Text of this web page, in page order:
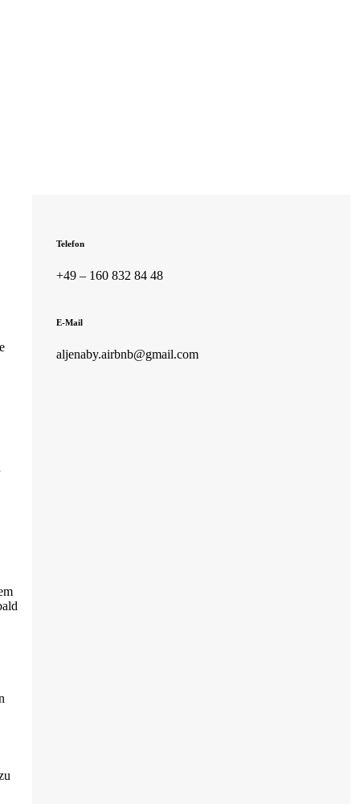
Telefon
+49 – 160 832 84 48
E-Mail
aljenaby.airbnb@gmail.com